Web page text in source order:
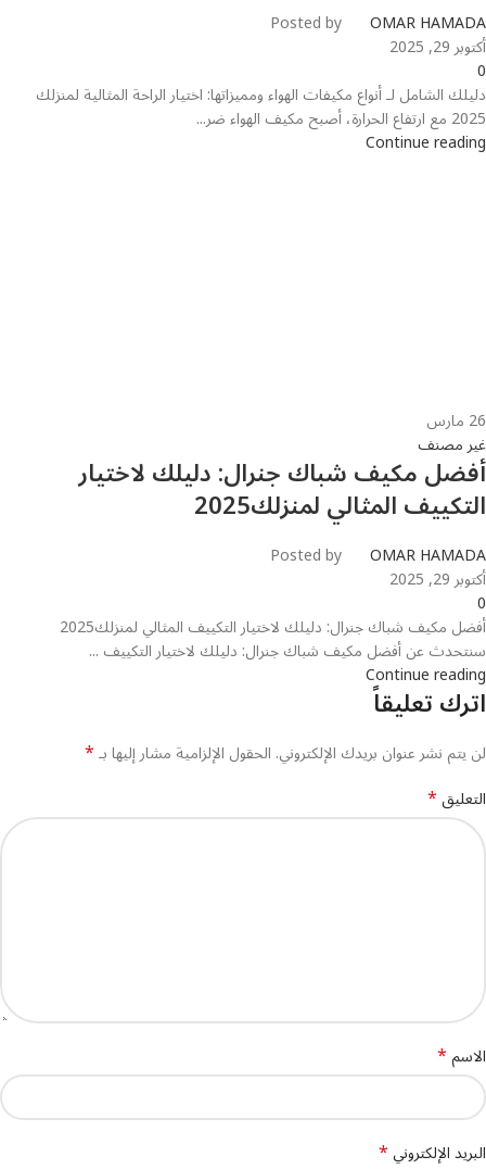
Posted by OMAR HAMADA
أكتوبر 29, 2025
0
دليلك الشامل لـ أنواع مكيفات الهواء ومميزاتها: اختيار الراحة المثالية لمنزلك
2025 مع ارتفاع الحرارة، أصبح مكيف الهواء ضر...
Continue reading
26 مارس
غير مصنف
أفضل مكيف شباك جنرال: دليلك لاختيار
التكييف المثالي لمنزلك2025
Posted by OMAR HAMADA
أكتوبر 29, 2025
0
أفضل مكيف شباك جنرال: دليلك لاختيار التكييف المثالي لمنزلك2025
سنتحدث عن أفضل مكيف شباك جنرال: دليلك لاختيار التكييف ...
Continue reading
اترك تعليقاً
لن يتم نشر عنوان بريدك الإلكتروني. الحقول الإلزامية مشار إليها بـ*
التعليق*
الاسم*
البريد الإلكتروني*